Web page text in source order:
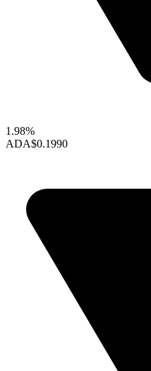
1.98%
ADA$0.1990